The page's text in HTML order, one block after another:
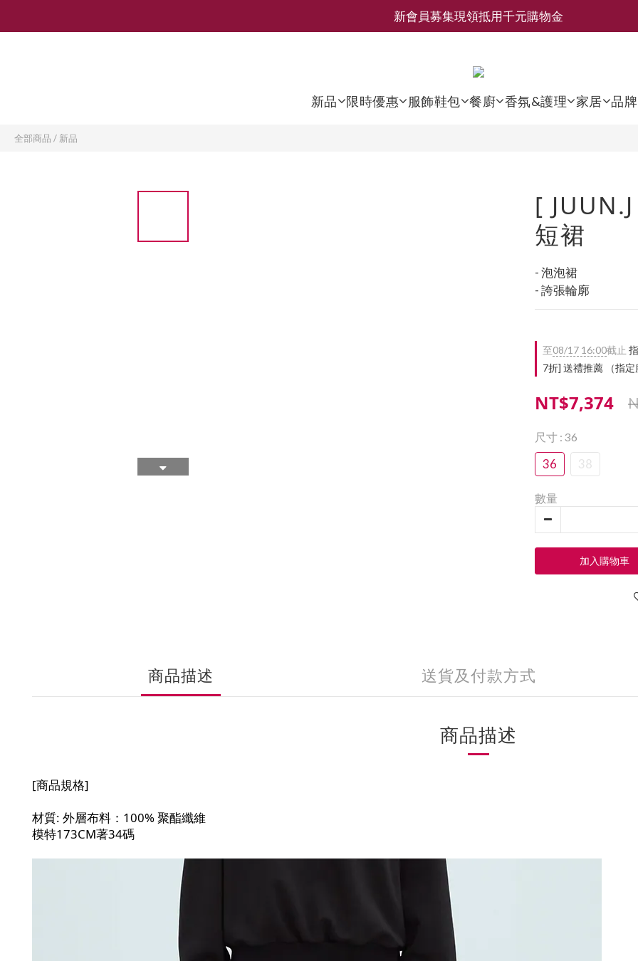
新會員募集現領抵用千元購物金
新會員募集現領抵用千元購物金
香氛 / 家居 / 餐廚 [ 全館折上兩件9折，三件享85折 】
新會員募集現領抵用千元購物金
新品 限時優惠 服飾鞋包 餐廚 香氛&護理 家居 品牌
全部商品 / 新品
[
短裙
- 泡泡裙
- 誇張輪廓
至08/17 16:00截止
7折] 送禮推薦 （指
NT$7,374
尺寸 : 36
36 38
數量
加入購物車
商品描述 送貨及付款方式
商品描述
[商品規格]
材質: 外層布料：100% 聚酯纖維
模特173CM著34碼